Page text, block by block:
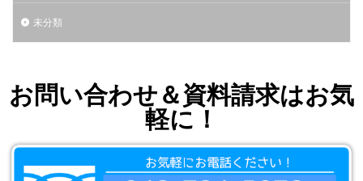
未分類
お問い合わせ＆資料請求はお気
軽に！